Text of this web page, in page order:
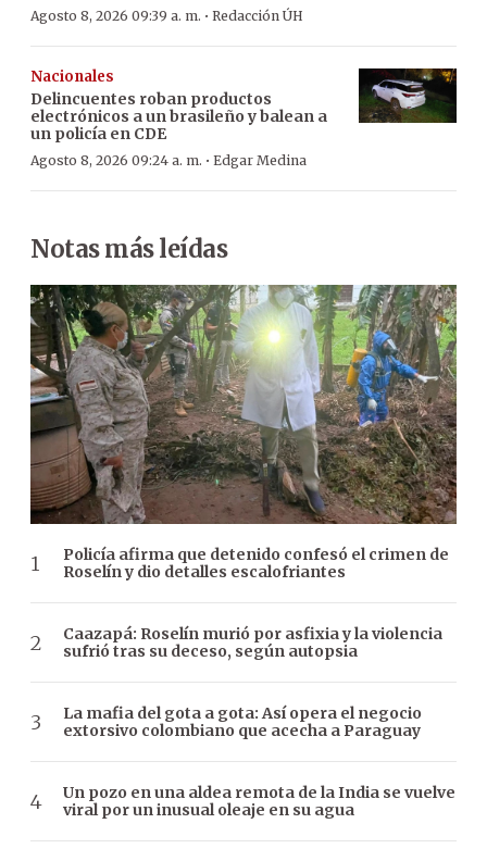
Agosto 8, 2026 09:39 a. m. · Redacción ÚH
Nacionales
Delincuentes roban productos
electrónicos a un brasileño y balean a
un policía en CDE
Agosto 8, 2026 09:24 a. m. · Edgar Medina
Notas más leídas
Policía afirma que detenido confesó el crimen de
Roselín y dio detalles escalofriantes
Caazapá: Roselín murió por asfixia y la violencia
sufrió tras su deceso, según autopsia
La mafia del gota a gota: Así opera el negocio
extorsivo colombiano que acecha a Paraguay
Un pozo en una aldea remota de la India se vuelve
viral por un inusual oleaje en su agua